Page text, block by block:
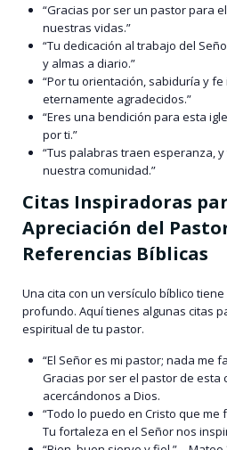
“Gracias por ser un pastor para
nuestras vidas.”
“Tu dedicación al trabajo del
y almas a diario.”
“Por tu orientación, sabiduría y
eternamente agradecidos.”
“Eres una bendición para esta
por ti.”
“Tus palabras traen esperanza,
nuestra comunidad.”
Citas Inspiradoras
Apreciación del
Referencias Bíblicas
Una cita con un versículo bíblico
profundo. Aquí tienes algunas citas
espiritual de tu pastor.
“El Señor es mi pastor; nada me
Gracias por ser el pastor de esta
acercándonos a Dios.
“Todo lo puedo en Cristo que me
Tu fortaleza en el Señor nos